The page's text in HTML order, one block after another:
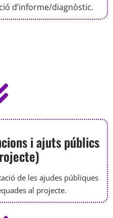
d’informe/diagnòstic.
i ajuts públics
de les ajudes públiques
al projecte.